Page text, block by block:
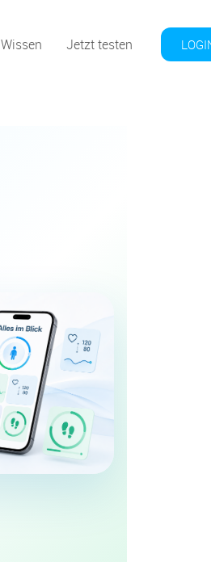
Wissen Jetzt testen